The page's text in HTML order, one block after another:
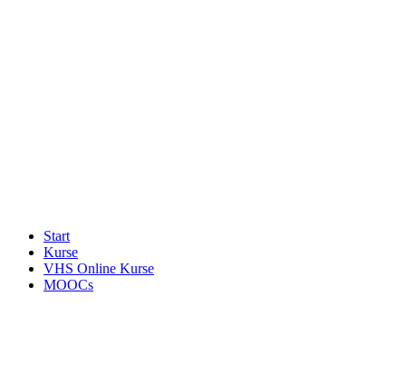
Start
Kurse
VHS Online Kurse
MOOCs